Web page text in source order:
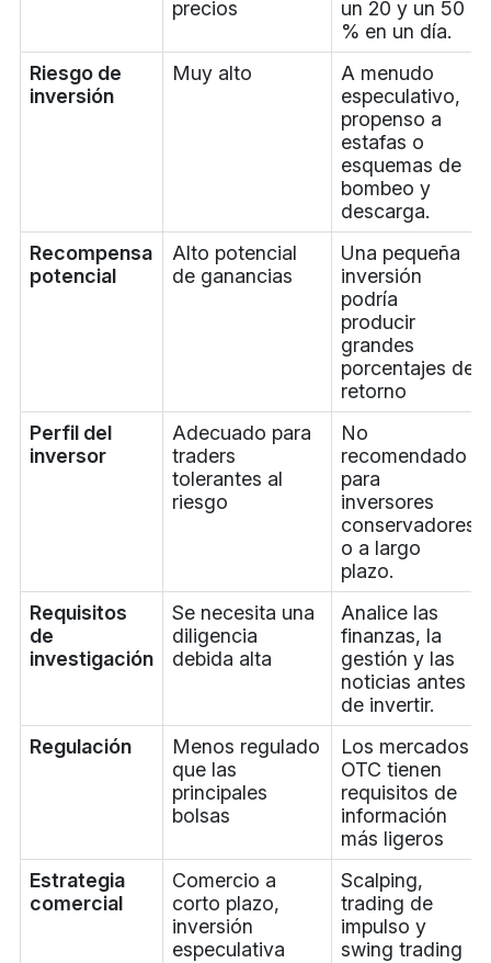
precios
un 20 y un 50
% en un día.
Riesgo de
inversión
Muy alto
A menudo
especulativo,
propenso a
estafas o
esquemas de
bombeo y
descarga.
Recompensa
potencial
Alto potencial
de ganancias
Una pequeña
inversión
podría
producir
grandes
porcentajes de
retorno
Perfil del
inversor
Adecuado para
traders
tolerantes al
riesgo
No
recomendado
para
inversores
conservadores
o a largo
plazo.
Requisitos
de
investigación
Se necesita una
diligencia
debida alta
Analice las
finanzas, la
gestión y las
noticias antes
de invertir.
Regulación
Menos regulado
que las
principales
bolsas
Los mercados
OTC tienen
requisitos de
información
más ligeros
Estrategia
comercial
Comercio a
corto plazo,
inversión
especulativa
Scalping,
trading de
impulso y
swing trading